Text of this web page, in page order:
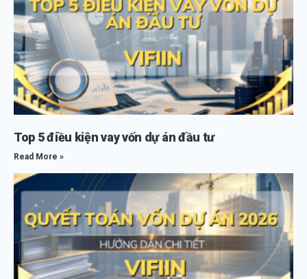
Top 5 điều kiện vay vốn dự án đầu tư
Read More »